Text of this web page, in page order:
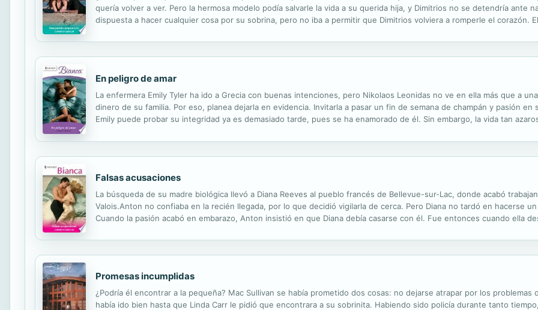
quería volver a ver. Pero la hermosa modelo podía salvarle la vida a su querida hija, y Dimitrios no se detendría ante
dispuesta a hacer cualquier cosa por su sobrina, pero no iba a permitir que Dimitrios volviera a romperle el corazón.
En peligro de amar
La enfermera Emily Tyler ha ido a Grecia con buenas intenciones, pero Nikolaos Leonidas no ve en ella más que a
dinero de su familia. Por eso, planea dejarla en evidencia. Invitarla a pasar un fin de semana de champán y pasión
Emily puede probar su integridad ya es demasiado tarde, pues se ha enamorado de él. Sin embargo, la vida tan
Falsas acusaciones
La búsqueda de su madre biológica llevó a Diana Reeves al pueblo francés de Bellevue-sur-Lac, donde acabó
Valois.Anton no confiaba en la recién llegada, por lo que decidió vigilarla de cerca. Pero Diana no tardó en hacerse
Cuando la pasión acabó en embarazo, Anton insistió en que Diana debía casarse con él. Fue entonces cuando ella
Promesas incumplidas
¿Podría él encontrar a la pequeña? Mac Sullivan se había prometido dos cosas: no dejarse atrapar por los
había ido bien hasta que Linda Carr le pidió que encontrara a su sobrinita. Habiendo sido policía durante tanto